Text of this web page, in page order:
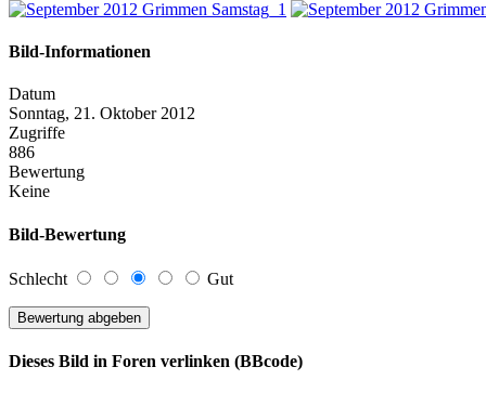
Bild-Informationen
Datum
Sonntag, 21. Oktober 2012
Zugriffe
886
Bewertung
Keine
Bild-Bewertung
Schlecht Gut
Dieses Bild in Foren verlinken (BBcode)